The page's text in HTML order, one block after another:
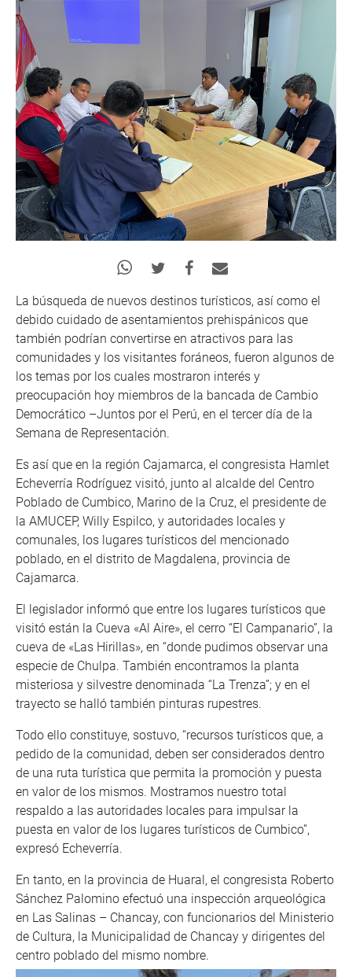
La búsqueda de nuevos destinos turísticos, así como el
debido cuidado de asentamientos prehispánicos que
también podrían convertirse en atractivos para las
comunidades y los visitantes foráneos, fueron algunos de
los temas por los cuales mostraron interés y
preocupación hoy miembros de la bancada de Cambio
Democrático –Juntos por el Perú, en el tercer día de la
Semana de Representación.
Es así que en la región Cajamarca, el congresista Hamlet
Echeverría Rodríguez visitó, junto al alcalde del Centro
Poblado de Cumbico, Marino de la Cruz, el presidente de
la AMUCEP, Willy Espilco, y autoridades locales y
comunales, los lugares turísticos del mencionado
poblado, en el distrito de Magdalena, provincia de
Cajamarca.
El legislador informó que entre los lugares turísticos que
visitó están la Cueva «Al Aire», el cerro “El Campanario”, la
cueva de «Las Hirillas», en “donde pudimos observar una
especie de Chulpa. También encontramos la planta
misteriosa y silvestre denominada “La Trenza”; y en el
trayecto se halló también pinturas rupestres.
Todo ello constituye, sostuvo, “recursos turísticos que, a
pedido de la comunidad, deben ser considerados dentro
de una ruta turística que permita la promoción y puesta
en valor de los mismos. Mostramos nuestro total
respaldo a las autoridades locales para impulsar la
puesta en valor de los lugares turísticos de Cumbico”,
expresó Echeverría.
En tanto, en la provincia de Huaral, el congresista Roberto
Sánchez Palomino efectuó una inspección arqueológica
en Las Salinas – Chancay, con funcionarios del Ministerio
de Cultura, la Municipalidad de Chancay y dirigentes del
centro poblado del mismo nombre.